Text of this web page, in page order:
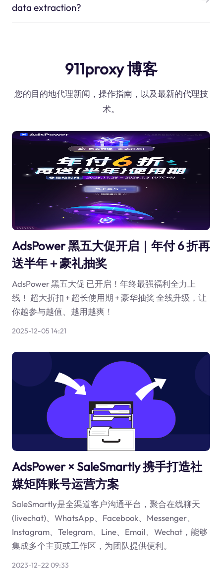
data extraction?
911proxy 博客
您的目的地代理新闻，操作指南，以及最新的代理技
术。
AdsPower 黑五大促开启｜年付 6 折再
送半年＋豪礼抽奖
AdsPower 黑五大促 已开启！年终最强福利全力上
线！ 超大折扣 + 超长使用期 + 豪华抽奖 全线升级，让
你越参与越值、越用越爽！
2025-12-05 14:21
AdsPower × SaleSmartly 携手打造社
媒矩阵账号运营方案
SaleSmartly是全渠道客户沟通平台，聚合在线聊天
(livechat)、WhatsApp、Facebook、Messenger、
Instagram、Telegram、Line、Email、Wechat，能够
集成多个主页或工作区，为团队提供便利。
2023-12-22 09:33